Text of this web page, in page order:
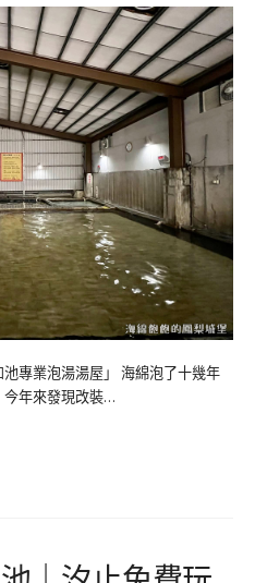
專業泡湯湯屋」 海綿泡了十幾年
今年來發現改裝…